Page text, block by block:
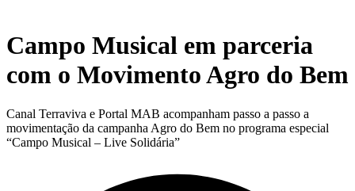
Campo Musical em parceria
com o Movimento Agro do Bem
Canal Terraviva e Portal MAB acompanham passo a passo a
movimentação da campanha Agro do Bem no programa especial
“Campo Musical – Live Solidária”